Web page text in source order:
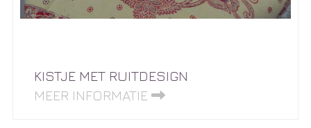
KISTJE MET RUITDESIGN
MEER INFORMATIE